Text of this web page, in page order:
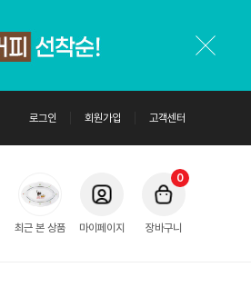
로그인 회원가입 고객센터
최근 본 상품 마이페이지 장바구니
0